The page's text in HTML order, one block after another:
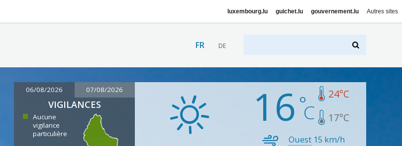
luxembourg.lu guichet.lu gouvernement.lu Autres sites
FR DE
06/08/2026 07/08/2026
VIGILANCES
Aucune
vigilance
particulière
16 24°C
17°C
Ouest 15 km/h